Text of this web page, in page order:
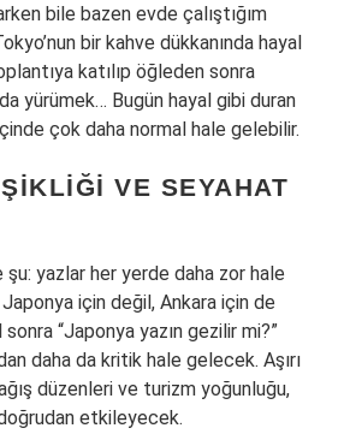
bile bazen evde çalıştığım
bir kahve dükkanında hayal
katılıp öğleden sonra
yürümek… Bugün hayal gibi duran
çok daha normal hale gelebilir.
VE SEYAHAT
yazlar her yerde daha zor hale
için değil, Ankara için de
“Japonya yazın gezilir mi?”
daha da kritik hale gelecek. Aşırı
düzenleri ve turizm yoğunluğu,
etkileyecek.